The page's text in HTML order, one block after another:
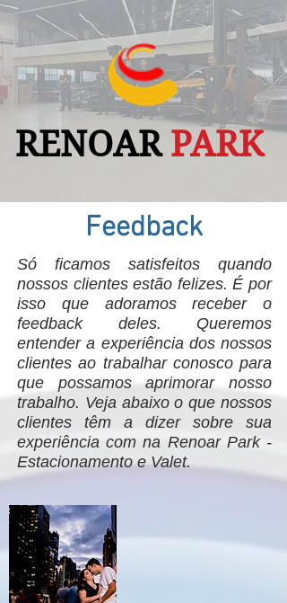
RENOARPARK
Feedback
Só ficamos satisfeitos quando
nossos clientes estão felizes. É por
isso que adoramos receber o
feedback deles. Queremos
entender a experiência dos nossos
clientes ao trabalhar conosco para
que possamos aprimorar nosso
trabalho. Veja abaixo o que nossos
clientes têm a dizer sobre sua
experiência com na Renoar Park -
Estacionamento e Valet.